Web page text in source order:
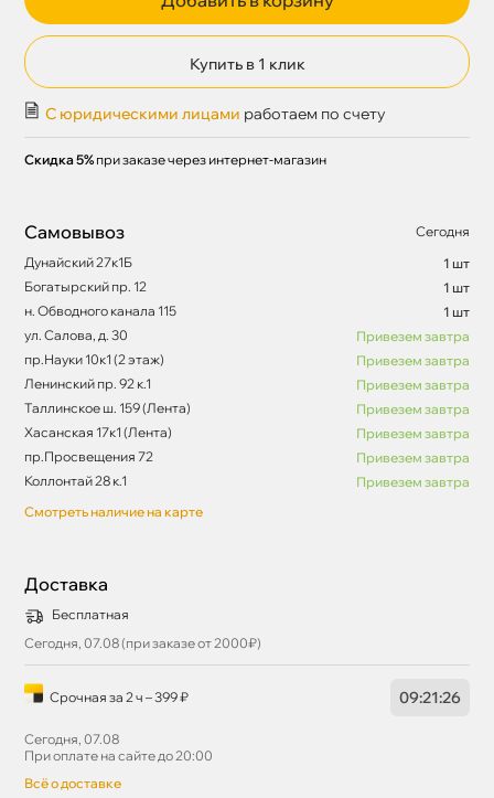
Купить в 1 клик
С юридическими лицами работаем по счету
Скидка 5% при заказе через интернет-магазин
Самовывоз
Сегодня
Дунайский 27к1Б
1 шт
Богатырский пр. 12
1 шт
н. Обводного канала 115
1 шт
ул. Салова, д. 30
Привезем завтра
пр.Науки 10к1 (2 этаж)
Привезем завтра
Ленинский пр. 92 к.1
Привезем завтра
Таллинское ш. 159 (Лента)
Привезем завтра
Хасанская 17к1 (Лента)
Привезем завтра
пр.Просвещения 72
Привезем завтра
Коллонтай 28 к.1
Привезем завтра
Смотреть наличие на карте
Доставка
Бесплатная
Сегодня, 07.08 (при заказе от 2000₽)
Срочная за 2 ч – 399 ₽ 09:21:26
Сегодня, 07.08
При оплате на сайте до 20:00
сё о доставке